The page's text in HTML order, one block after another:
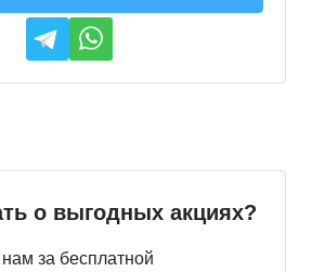
о выгодных акциях?
за бесплатной